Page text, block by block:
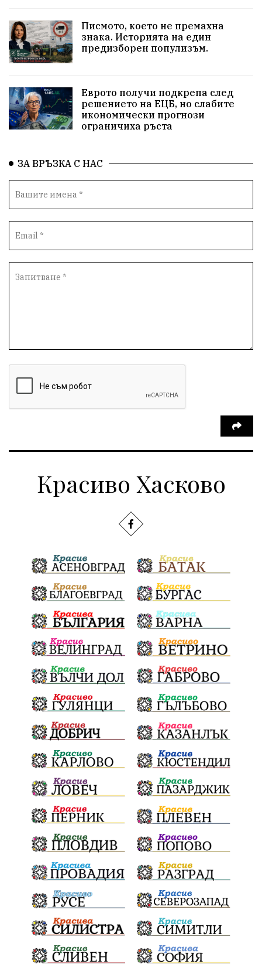
Хасково добри дела
здравословен живот пенсионери Сметища
ЗаедноМожемПовече Село Динево Акция
РИОСВ МОСВ Държавна Мафия
Писмото, което не премахна
знака. Историята на един
предизборен популизъм.
Еврото получи подкрепа след
решението на ЕЦБ, но слабите
икономически прогнози
ограничиха ръста
ЗА ВРЪЗКА С НАС
Красиво Хасково